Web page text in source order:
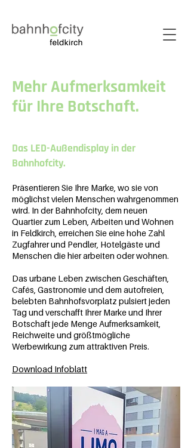
Mehr Aufmerksamkeit
für Ihre Botschaft.
Das LED-Außendisplay in der
Bahnhofcity.
Präsentieren Sie Ihre Marke, wo sie von
möglichst vielen Menschen wahrgenommen
wird. In der Bahnhofcity, dem neuen
Quartier zum Leben, Arbeiten und Wohnen
in Feldkirch, erreichen Sie eine hohe Zahl
Zugfahrer und Pendler, Hotelgäste und
Menschen die hier arbeiten oder wohnen.
Das urbane Leben zwischen Geschäften,
Cafés, Gastronomie und dem autofreien,
belebten Bahnhofsvorplatz pulsiert jeden
Tag und verschafft Ihrer Marke und Ihrer
Botschaft jede Menge Aufmerksamkeit,
Reichweite und größtmögliche
Werbewirkung zum attraktiven Preis.
Download Infoblatt